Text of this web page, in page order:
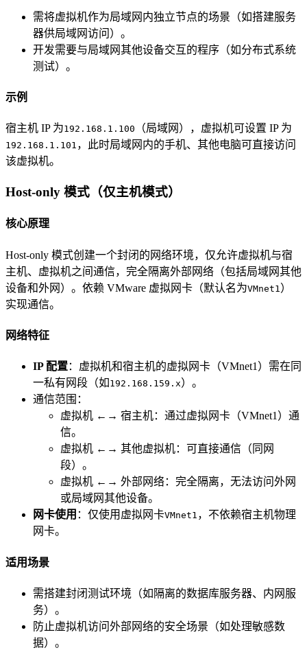
需将虚拟机作为局域网内独立节点的场景（如搭建服务
器供局域网访问）。
开发需要与局域网其他设备交互的程序（如分布式系统
测试）。
示例
宿主机 IP 为192.168.1.100 （局域网），虚拟机可设置 IP 为
192.168.1.101 ，此时局域网内的手机、其他电脑可直接访问
该虚拟机。
Host-only 模式（仅主机模式）
核心原理
Host-only 模式创建一个封闭的网络环境，仅允许虚拟机与宿
主机、虚拟机之间通信，完全隔离外部网络（包括局域网其他
设备和外网）。依赖 VMware 虚拟网卡（默认名为VMnet1 ）
实现通信。
网络特征
IP 配置：虚拟机和宿主机的虚拟网卡（VMnet1）需在同
一私有网段（如 192.168.159.x）。
通信范围：
虚拟机 ←→ 宿主机：通过虚拟网卡（VMnet1）通
信。
虚拟机 ←→ 其他虚拟机：可直接通信（同网
段）。
虚拟机 ←→ 外部网络：完全隔离，无法访问外网
或局域网其他设备。
网卡使用 ：仅使用虚拟网卡VMnet1 ，不依赖宿主机物理
网卡。
适用场景
需搭建封闭测试环境（如隔离的数据库服务器、内网服
务）。
防止虚拟机访问外部网络的安全场景（如处理敏感数
据）。